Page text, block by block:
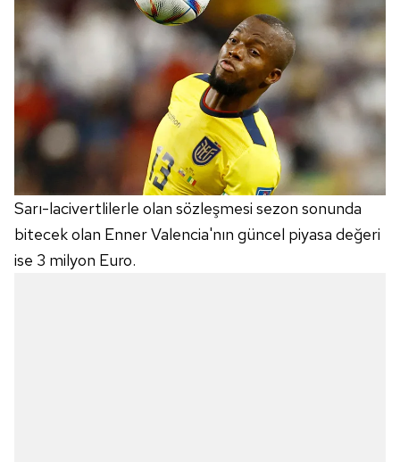
Sarı-lacivertlilerle olan sözleşmesi sezon sonunda
bitecek olan Enner Valencia'nın güncel piyasa değeri
ise 3 milyon Euro.